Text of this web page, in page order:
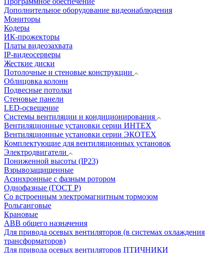
Дополнительное оборудование видеонаблюдения
Мониторы
Кодеры
ИК-прожекторы
Платы видеозахвата
IP-видеосерверы
Жесткие диски
Потолочные и стеновые конструкции
Облицовка колонн
Подвесные потолки
Стеновые панели
LED-освещение
Системы вентиляции и кондиционирования
Вентиляционные установки серии ИНТЕХ
Вентиляционные установки серии ЭКОТЕХ
Комплектующие для вентиляционных установок
Электродвигатели
Пониженной высоты (IP23)
Взрывозащищенные
Асинхронные с фазным ротором
Однофазные (ГОСТ Р)
Со встроенным электромагнитным тормозом
Рольганговые
Крановые
АВВ общего назначения
Для привода осевых вентиляторов (в системах охлаждения
трансформаторов)
Для привода осевых вентиляторов ПТИЧНИКИ